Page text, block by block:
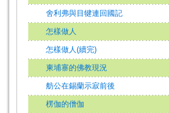
舍利弗與目犍連回國記
怎樣做人
怎樣做人(續完)
柬埔寨的佛教現況
舫公在錫蘭示寂前後
楞伽的僧伽